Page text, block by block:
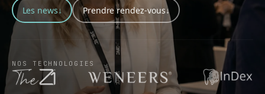
Les news↓ Prendre rendez-vous↓
NOS TECHNOLOGIES